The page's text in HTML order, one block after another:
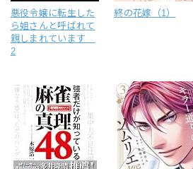
悪役令嬢に転生した
ら姐さんと呼ばれて
親しまれています
2
終の花嫁（1）